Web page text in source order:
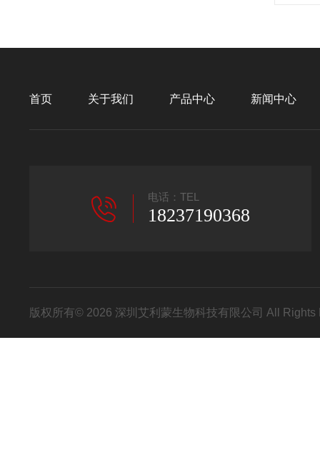
首页 关于我们 产品中心 新闻中心
电话：TEL
18237190368
版权所有© 2026 深圳艾利蒙生物科技有限公司 All